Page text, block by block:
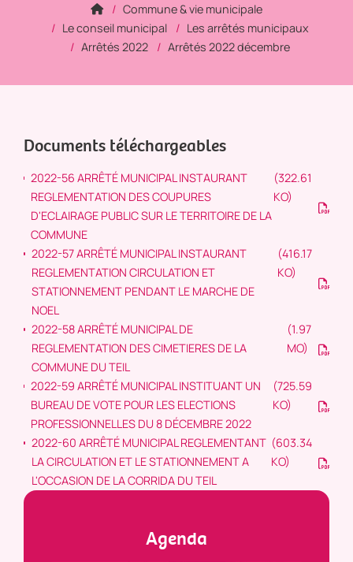
Commune & vie municipale
Le conseil municipal
Les arrêtés municipaux
Arrêtés 2022
Arrêtés 2022 décembre
Documents téléchargeables
2022-56 ARRÊTÉ MUNICIPAL INSTAURANT
REGLEMENTATION DES COUPURES
D'ECLAIRAGE PUBLIC SUR LE TERRITOIRE DE LA
COMMUNE
(322.61
KO)
2022-57 ARRÊTÉ MUNICIPAL INSTAURANT
REGLEMENTATION CIRCULATION ET
STATIONNEMENT PENDANT LE MARCHE DE
NOEL
(416.17
KO)
2022-58 ARRÊTÉ MUNICIPAL DE
REGLEMENTATION DES CIMETIERES DE LA
COMMUNE DU TEIL
(1.97
MO)
2022-59 ARRÊTÉ MUNICIPAL INSTITUANT UN
BUREAU DE VOTE POUR LES ELECTIONS
PROFESSIONNELLES DU 8 DÉCEMBRE 2022
(725.59
KO)
2022-60 ARRÊTÉ MUNICIPAL REGLEMENTANT
LA CIRCULATION ET LE STATIONNEMENT A
L'OCCASION DE LA CORRIDA DU TEIL
(603.34
KO)
Agenda